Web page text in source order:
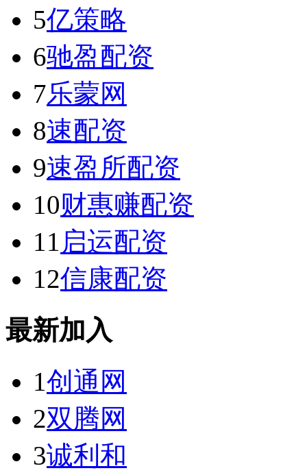
5亿策略
6驰盈配资
7乐蒙网
8速配资
9速盈所配资
10财惠赚配资
11 启运配资
12信康配资
最新加入
1创通网
2双腾网
3诚利和